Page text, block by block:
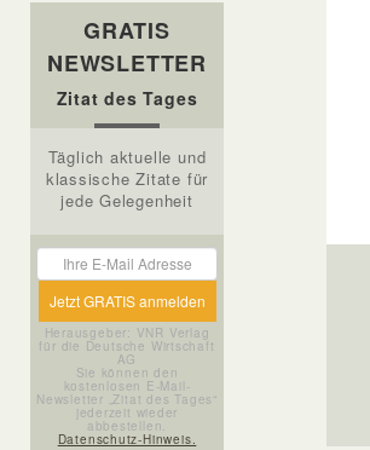
GRATIS
NEWSLETTER
Zitat des Tages
Täglich aktuelle und
klassische Zitate für
jede Gelegenheit
Herausgeber: VNR Verlag
für die Deutsche Wirtschaft
AG
Sie können den
kostenlosen E-Mail-
Newsletter „Zitat des Tages“
jederzeit wieder
abbestellen.
Datenschutz-Hinweis.